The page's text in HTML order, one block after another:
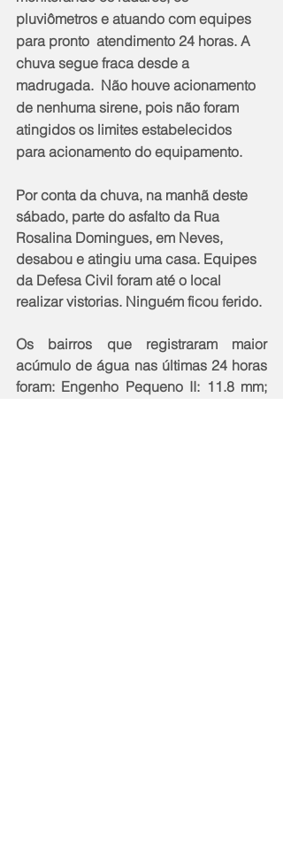
pluviômetros e atuando com equipes
para pronto  atendimento 24 horas. A
chuva segue fraca desde a
madrugada.  Não houve acionamento
de nenhuma sirene, pois não foram
atingidos os limites estabelecidos
para acionamento do equipamento.
Por conta da chuva, na manhã deste
sábado, parte do asfalto da Rua
Rosalina Domingues, em Neves,
desabou e atingiu uma casa. Equipes
da Defesa Civil foram até o local
realizar vistorias. Ninguém ficou ferido.
Os bairros que registraram maior
acúmulo de água nas últimas 24 horas
foram: Engenho Pequeno II: 11.8 mm;